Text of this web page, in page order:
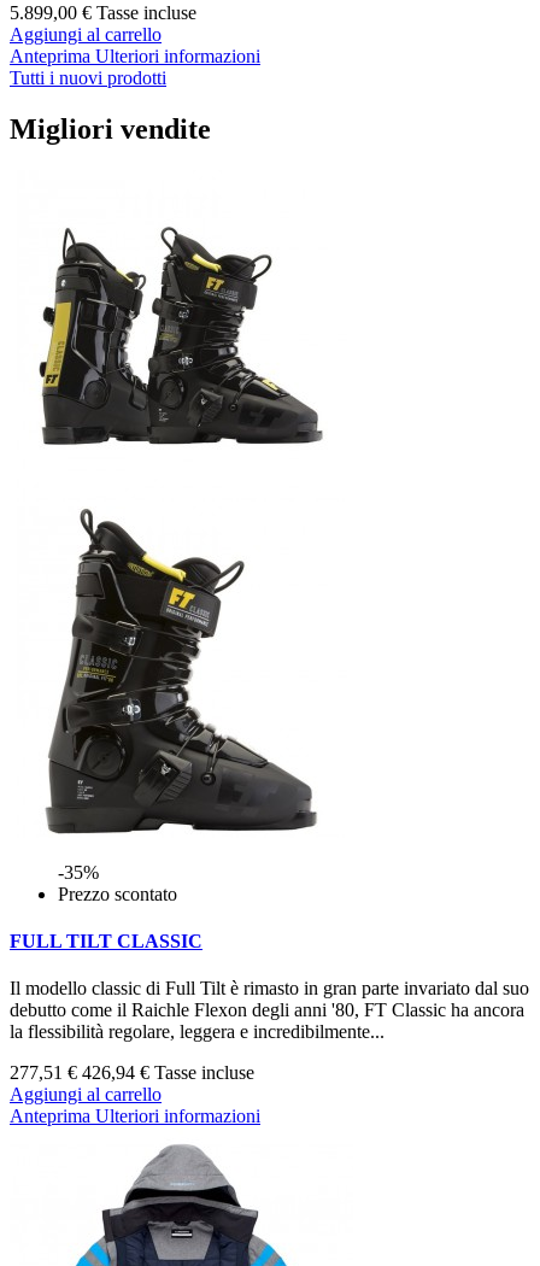
5.899,00 € Tasse incluse
Aggiungi al carrello
Anteprima Ulteriori informazioni
Tutti i nuovi prodotti
Migliori vendite
-35%
Prezzo scontato
FULL TILT CLASSIC
Il modello classic di Full Tilt è rimasto in gran parte invariato dal suo
debutto come il Raichle Flexon degli anni '80, FT Classic ha ancora
la flessibilità regolare, leggera e incredibilmente...
277,51 € 426,94 € Tasse incluse
Aggiungi al carrello
Anteprima Ulteriori informazioni